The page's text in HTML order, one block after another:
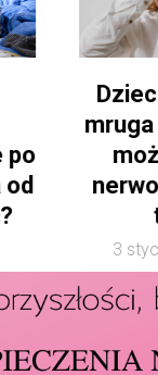
Dziecko
mruga
może być
nerwowy, ale
3 stycznia 2019